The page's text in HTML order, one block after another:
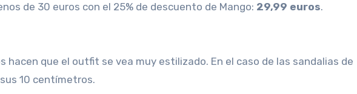
de 30 euros con el 25% de descuento de Mango: 29,99 euros.
hacen que el outfit se vea muy estilizado. En el caso de las sandalias de
10 centímetros.